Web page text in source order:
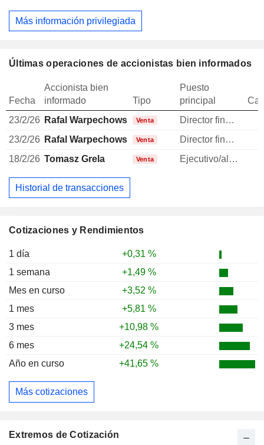
Cotizaciones y Rendimientos
1 día
+0,31 %
1 semana
+1,49 %
Mes en curso
+3,52 %
1 mes
+5,81 %
3 mes
+10,98 %
6 mes
+24,54 %
Año en curso
+41,65 %
Más cotizaciones
Extremos de Cotización
Más información privilegiada
Últimas operaciones de accionistas bien informados
Fecha
Accionista bien
informado
Tipo
Puesto
principal
23/2/26 Rafal Warpechowski Venta
Director financiero
23/2/26 Rafal Warpechowski Venta
Director financiero
18/2/26 Tomasz Grela Venta Ejecutivo/alto directivo
Historial de transacciones